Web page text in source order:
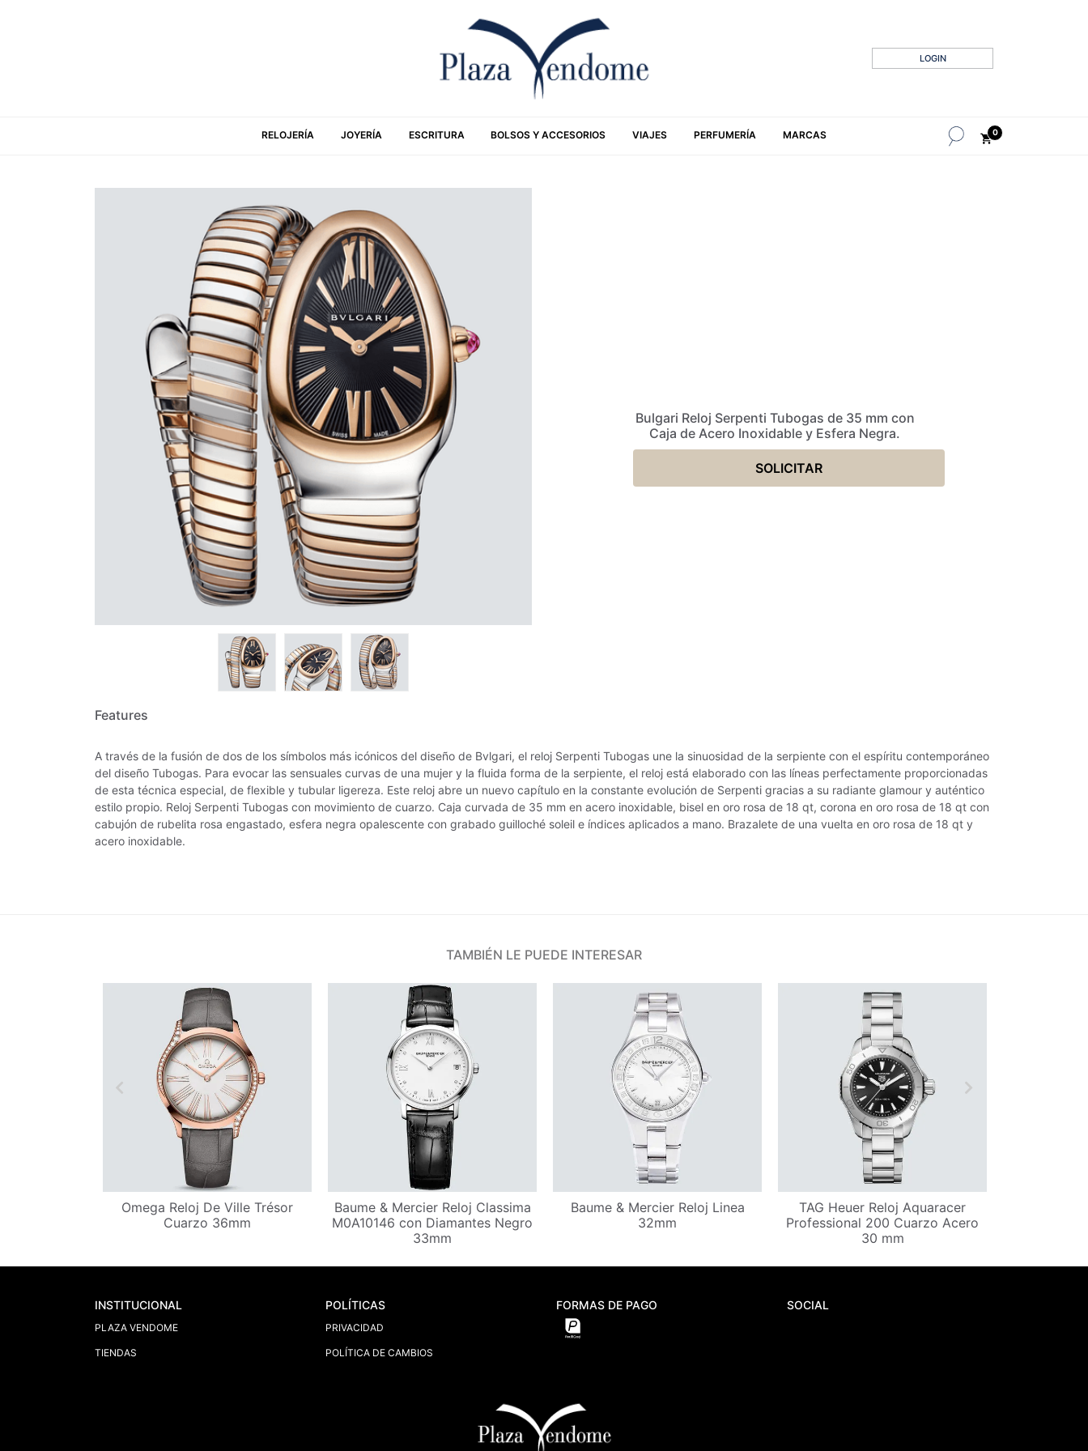
LOGIN
RELOJERÍA JOYERÍA ESCRITURA BOLSOS Y ACCESORIOS VIAJES PERFUMERÍA MARCAS 0
Bulgari Reloj Serpenti Tubogas de 35 mm con
Caja de Acero Inoxidable y Esfera Negra.
SOLICITAR
Features
A través de la fusión de dos de los símbolos más icónicos del diseño de Bvlgari, el reloj Serpenti Tubogas une la sinuosidad de la serpiente con el espíritu contemporáneo
del diseño Tubogas. Para evocar las sensuales curvas de una mujer y la fluida forma de la serpiente, el reloj está elaborado con las líneas perfectamente proporcionadas
de esta técnica especial, de flexible y tubular ligereza. Este reloj abre un nuevo capítulo en la constante evolución de Serpenti gracias a su radiante glamour y auténtico
estilo propio. Reloj Serpenti Tubogas con movimiento de cuarzo. Caja curvada de 35 mm en acero inoxidable, bisel en oro rosa de 18 qt, corona en oro rosa de 18 qt con
cabujón de rubelita rosa engastado, esfera negra opalescente con grabado guilloché soleil e índices aplicados a mano. Brazalete de una vuelta en oro rosa de 18 qt y
acero inoxidable.
TAMBIÉN LE PUEDE INTERESAR
Omega Reloj De Ville Trésor
Cuarzo 36mm
Baume & Mercier Reloj Classima
M0A10146 con Diamantes Negro
33mm
Baume & Mercier Reloj Linea
32mm
TAG Heuer Reloj Aquaracer
Professional 200 Cuarzo Acero
30 mm
INSTITUCIONAL
PLAZA VENDOME
TIENDAS
POLÍTICAS
PRIVACIDAD
POLÍTICA DE CAMBIOS
FORMAS DE PAGO SOCIAL